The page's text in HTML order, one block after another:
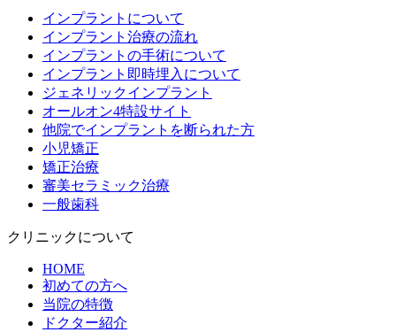
インプラントについて
インプラント治療の流れ
インプラントの手術について
インプラント即時埋入について
ジェネリックインプラント
オールオン4特設サイト
他院でインプラントを断られた方
小児矯正
矯正治療
審美セラミック治療
一般歯科
クリニックについて
HOME
初めての方へ
当院の特徴
ドクター紹介